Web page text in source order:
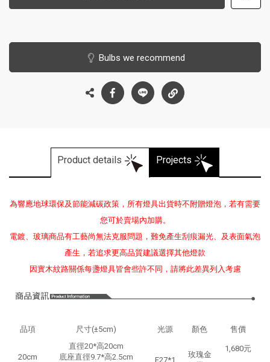
Bulbs we recommend
Product details Projects
為響應地球環保及節能減碳政策，所有燈具出貨時不附贈燈泡，若有需要
您可於賣場內加購。
電鍍、玻璃商品有工藝尚無法克服問題，難免產生刮痕漏光、及表面氣泡
產生，若追求更高品質建議選擇其他燈款
因實木紋路關係每盞燈具皆會些許不同，請將此差異列入考慮
品項 尺寸(±5cm) 光源 顏色 售價
20cm
直徑20*高20cm
底座直徑9.7*高2.5cm
E27*1
玫瑰金
1,680元